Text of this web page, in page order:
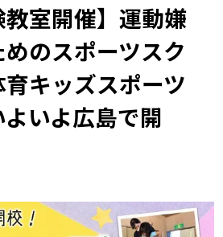
教室開催】運動嫌
のスポーツスク
キッズスポーツ
いよ広島で開